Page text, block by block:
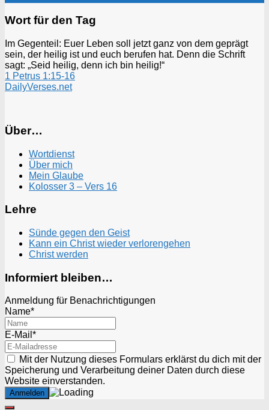
Wort für den Tag
Im Gegenteil: Euer Leben soll jetzt ganz von dem geprägt
sein, der heilig ist und euch berufen hat. Denn die Schrift
sagt: „Seid heilig, denn ich bin heilig!“
1 Petrus 1:15-16
DailyVerses.net
Über…
Wortdienst
Über mich
Mein Glaube
Kolosser 3 – Vers 16
Lehre
Sünde gegen den Geist
Kann ein Christ wieder verlorengehen
Christ werden
Informiert bleiben…
Anmeldung für Benachrichtigungen
Name*
E-Mail*
Mit der Nutzung dieses Formulars erklärst du dich mit der
Speicherung und Verarbeitung deiner Daten durch diese
Website einverstanden.